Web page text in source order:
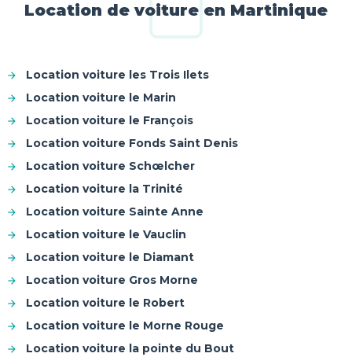
Location de voiture en Martinique
Location voiture les Trois Ilets
Location voiture le Marin
Location voiture le François
Location voiture Fonds Saint Denis
Location voiture Schœlcher
Location voiture la Trinité
Location voiture Sainte Anne
Location voiture le Vauclin
Location voiture le Diamant
Location voiture Gros Morne
Location voiture le Robert
Location voiture le Morne Rouge
Location voiture la pointe du Bout